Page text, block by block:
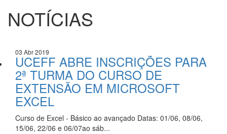
NOTÍCIAS
03 Abr 2019
UCEFF ABRE INSCRIÇÕES PARA
2ª TURMA DO CURSO DE
EXTENSÃO EM MICROSOFT
EXCEL
Curso de Excel - Básico ao avançado Datas: 01/06, 08/06,
15/06, 22/06 e 06/07ao sáb...